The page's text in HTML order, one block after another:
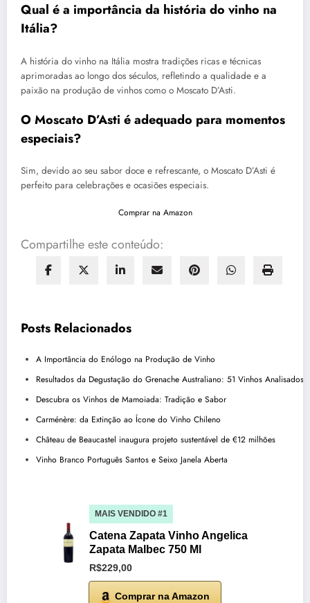
Qual é a importância da história do vinho na
Itália?
A história do vinho na Itália mostra tradições ricas e técnicas
aprimoradas ao longo dos séculos, refletindo a qualidade e a
paixão na produção de vinhos como o Moscato D’Asti.
O Moscato D’Asti é adequado para momentos
especiais?
Sim, devido ao seu sabor doce e refrescante, o Moscato D’Asti é
perfeito para celebrações e ocasiões especiais.
Comprar na Amazon
Compartilhe este conteúdo:
Posts Relacionados
A Importância do Enólogo na Produção de Vinho
Resultados da Degustação do Grenache Australiano: 51 Vinhos Analisados
Descubra os Vinhos de Mamoiada: Tradição e Sabor
Carménère: da Extinção ao Ícone do Vinho Chileno
Château de Beaucastel inaugura projeto sustentável de €12 milhões
Vinho Branco Português Santos e Seixo Janela Aberta
MAIS VENDIDO #1
Catena Zapata Vinho Angelica
Zapata Malbec 750 Ml
R$229,00
Comprar na Amazon